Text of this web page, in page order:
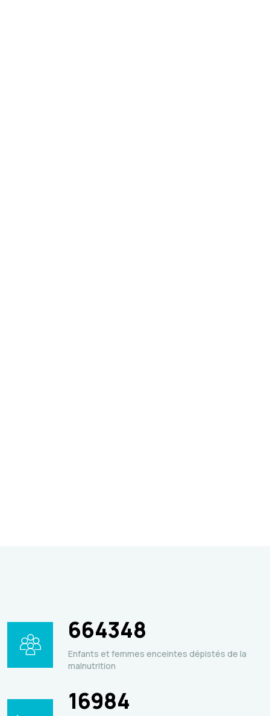
664348
Enfants et femmes enceintes dépistés de la
malnutrition
16984